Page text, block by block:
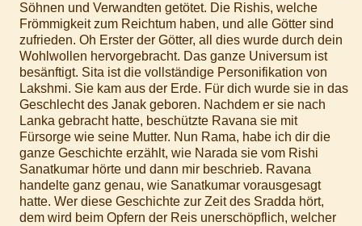
Söhnen und Verwandten getötet. Die Rishis, welche
Frömmigkeit zum Reichtum haben, und alle Götter sind
zufrieden. Oh Erster der Götter, all dies wurde durch dein
Wohlwollen hervorgebracht. Das ganze Universum ist
besänftigt. Sita ist die vollständige Personifikation von
Lakshmi. Sie kam aus der Erde. Für dich wurde sie in das
Geschlecht des Janak geboren. Nachdem er sie nach
Lanka gebracht hatte, beschützte Ravana sie mit
Fürsorge wie seine Mutter. Nun Rama, habe ich dir die
ganze Geschichte erzählt, wie Narada sie vom Rishi
Sanatkumar hörte und dann mir beschrieb. Ravana
handelte ganz genau, wie Sanatkumar vorausgesagt
hatte. Wer diese Geschichte zur Zeit des Sradda hört,
dem wird beim Opfern der Reis unerschöpflich, welcher